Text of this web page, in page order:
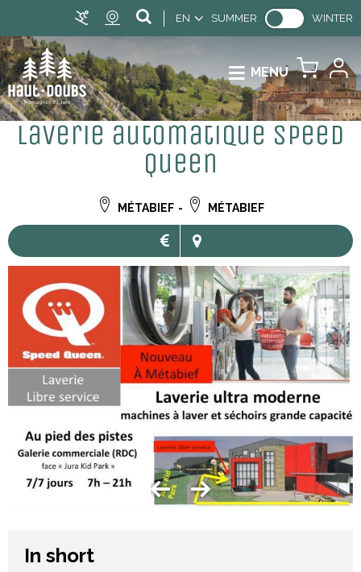
EN SUMMER WINTER
MENU
Laverie automatique Speed
Queen
MÉTABIEF MÉTABIEF
In short